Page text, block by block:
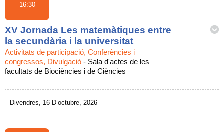
16:30
XV Jornada Les matemàtiques entre
la secundària i la universitat
Activitats de participació, Conferències i
congressos, Divulgació - Sala d'actes de les
facultats de Biociències i de Ciències
Divendres, 16 D’octubre, 2026